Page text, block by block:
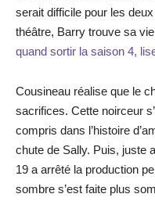
serait difficile pour les
théâtre, Barry trouve sa
quand sortir la saison 4,
Cousineau réalise que le
sacrifices. Cette noirceur
compris dans l’histoire
chute de Sally. Puis, juste
19 a arrêté la production
sombre s’est faite plus